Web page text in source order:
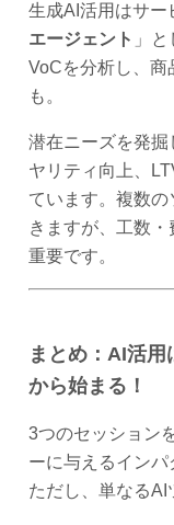
生成AI活用はサー
エージェント 」
VoCを分析し、商
も。
潜在ニーズを発掘
ヤリティ向上、
ています。複数
きますが、工数
重要です。
まとめ：AI活
から始まる！
3つのセッション
ーに与えるインパ
ただし、単なるAI